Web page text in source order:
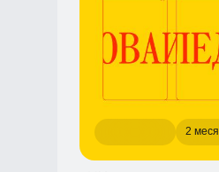
UX-исследования
С нуля Освоить навык